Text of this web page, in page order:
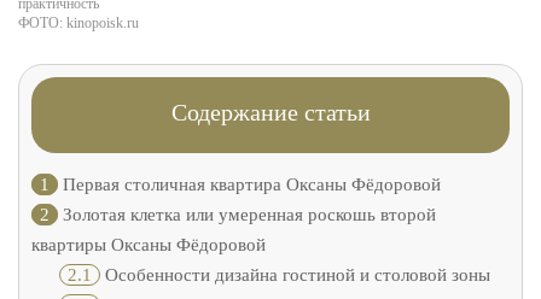
практичность
ФОТО: kinopoisk.ru
Содержание статьи
1
Первая столичная квартира Оксаны Фёдоровой
2
Золотая клетка или умеренная роскошь второй
квартиры Оксаны Фёдоровой
2.1 Особенности дизайна гостиной и столовой зоны